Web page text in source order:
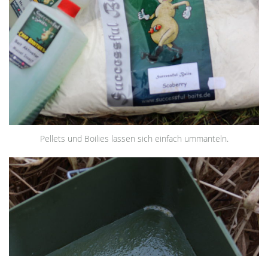
Pellets und Boilies lassen sich einfach ummanteln.